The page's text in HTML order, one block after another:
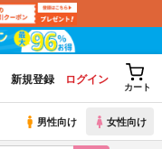
新規登録 ログイン
カート
男性向け 女性向け